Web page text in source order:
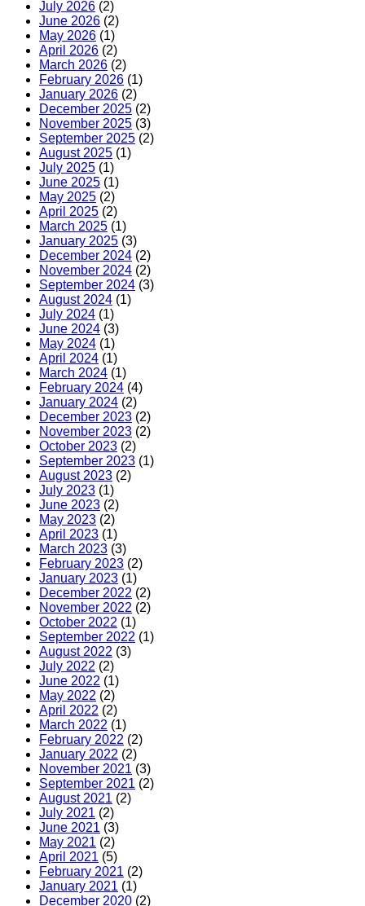
July 2026 (2)
June 2026 (2)
May 2026 (1)
April 2026 (2)
March 2026 (2)
February 2026 (1)
January 2026 (2)
December 2025 (2)
November 2025 (3)
September 2025 (2)
August 2025 (1)
July 2025 (1)
June 2025 (1)
May 2025 (2)
April 2025 (2)
March 2025 (1)
January 2025 (3)
December 2024 (2)
November 2024 (2)
September 2024 (3)
August 2024 (1)
July 2024 (1)
June 2024 (3)
May 2024 (1)
April 2024 (1)
March 2024 (1)
February 2024 (4)
January 2024 (2)
December 2023 (2)
November 2023 (2)
October 2023 (2)
September 2023 (1)
August 2023 (2)
July 2023 (1)
June 2023 (2)
May 2023 (2)
April 2023 (1)
March 2023 (3)
February 2023 (2)
January 2023 (1)
December 2022 (2)
November 2022 (2)
October 2022 (1)
September 2022 (1)
August 2022 (3)
July 2022 (2)
June 2022 (1)
May 2022 (2)
April 2022 (2)
March 2022 (1)
February 2022 (2)
January 2022 (2)
November 2021 (3)
September 2021 (2)
August 2021 (2)
July 2021 (2)
June 2021 (3)
May 2021 (2)
April 2021 (5)
February 2021 (2)
January 2021 (1)
December 2020 (2)